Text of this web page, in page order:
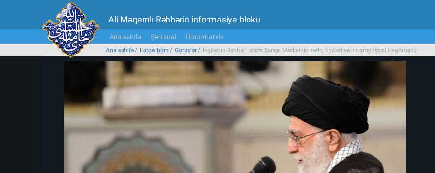
Ali Məqamlı Rəhbərin informasiya bloku
Ana səhifə Şəri sual Ümumi arxiv
Ana səhifə Fotoalbom Görüşlər İnqilabın Rəhbəri İslam Şurası Məclisinin sədri, üzvləri və bir qrup işçisi ilə görüşdü